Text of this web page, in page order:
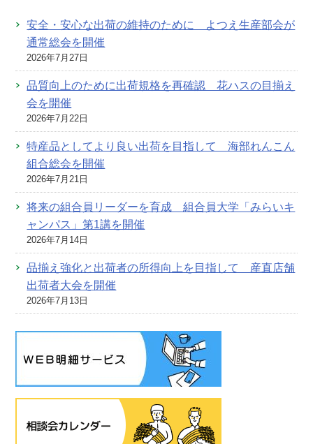
安全・安心な出荷の維持のために よつえ生産部会が
通常総会を開催
2026年7月27日
品質向上のために出荷規格を再確認 花ハスの目揃え
会を開催
2026年7月22日
特産品としてより良い出荷を目指して 海部れんこん
組合総会を開催
2026年7月21日
将来の組合員リーダーを育成 組合員大学「みらいキ
ャンパス」第1講を開催
2026年7月14日
品揃え強化と出荷者の所得向上を目指して 産直店舗
出荷者大会を開催
2026年7月13日